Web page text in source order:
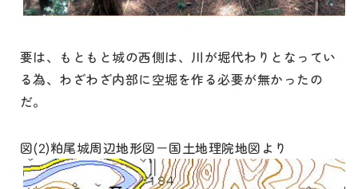
要は、もともと城の西側は、川が堀代わりとなってい
る為、わざわざ内部に空堀を作る必要が無かったの
だ。
図(2)粕尾城周辺地形図－国土地理院地図より